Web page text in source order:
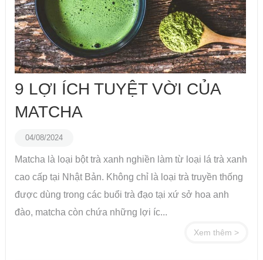
9 LỢI ÍCH TUYỆT VỜI CỦA
MATCHA
04/08/2024
Matcha là loại bột trà xanh nghiền làm từ loại lá trà xanh
cao cấp tại Nhật Bản. Không chỉ là loại trà truyền thống
được dùng trong các buổi trà đạo tại xứ sở hoa anh
đào, matcha còn chứa những lợi íc...
Xem thêm >